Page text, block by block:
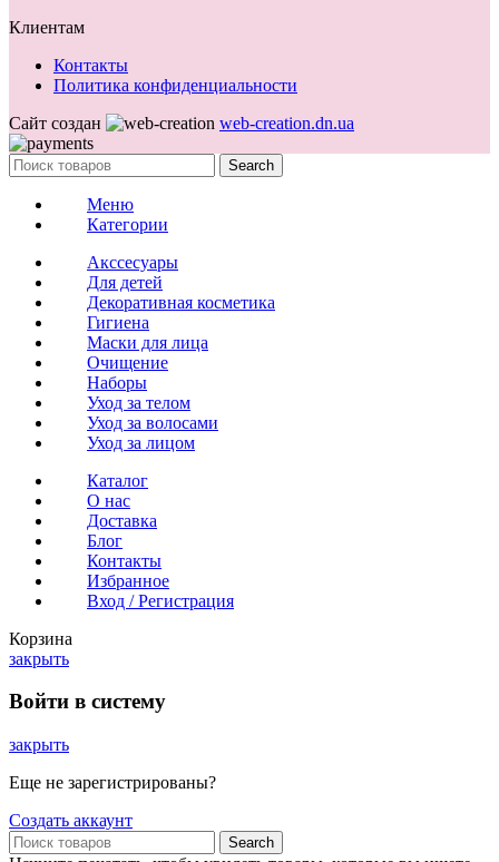
Клиентам
Контакты
Политика конфиденциальности
Сайт создан
web-creation.dn.ua
Search
Меню
Категории
Акссесуары
Для детей
Декоративная косметика
Гигиена
Маски для лица
Очищение
Наборы
Уход за телом
Уход за волосами
Уход за лицом
Каталог
О нас
Доставка
Блог
Контакты
Избранное
Вход / Регистрация
Корзина
закрыть
Войти в систему
закрыть
Еще не зарегистрированы?
Создать аккаунт
Search